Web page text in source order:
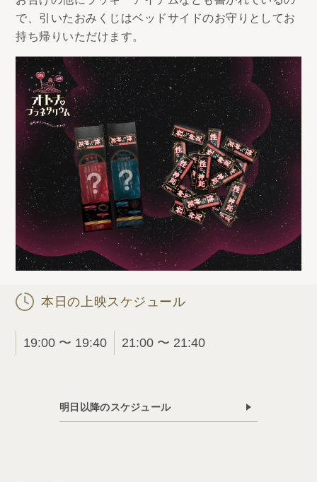
で、引いたおみくじはベッドサイドのお守りとしてお
持ち帰りいただけます。
本日の上映スケジュール
19:00 〜 19:40 21:00 〜 21:40
明日以降のスケジュール